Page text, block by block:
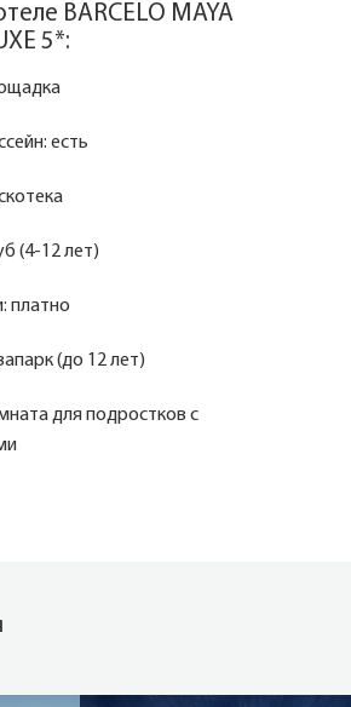
BARCELO MAYA
5*:
есть
(4-12 лет)
платно
(до 12 лет)
для подростков с